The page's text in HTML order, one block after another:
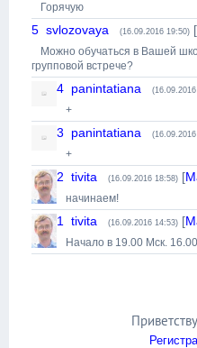
Горячую
5 svlozovaya (16.09.2016 19:50) [
Можно обучаться в Вашей
групповой встрече?
4 panintatiana
+
3 panintatiana
+
2 tivita (16.09.2016 18:58) [
начинаем!
1 tivita (16.09.2016 14:53) [
Начало в 19.00 Мск.